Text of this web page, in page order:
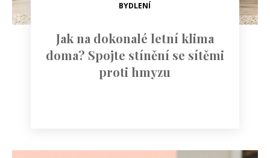
BYDLENÍ
Jak na dokonalé letní klima
doma? Spojte stínění se sítěmi
proti hmyzu